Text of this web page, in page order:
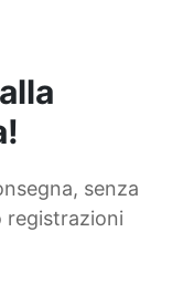
senza
registrazioni